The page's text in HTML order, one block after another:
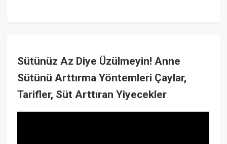
Sütünüz Az Diye Üzülmeyin! Anne
Sütünü Arttırma Yöntemleri Çaylar,
Tarifler, Süt Arttıran Yiyecekler